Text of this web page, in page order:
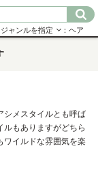
ジャンルを指定 ：ヘア
シメスタイルとも呼ば
もありますがどちら
ワイルドな雰囲気を楽